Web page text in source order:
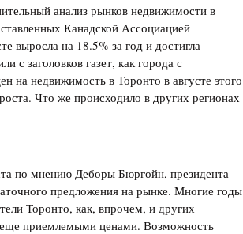
анализ рынков недвижимости в
Канадской Ассоциацией
выросла на 18.5% за год и достигла
с заголовков газет, как города с
недвижимость в Торонто в августе этого
Что же происходило в других регионах
по мнению Деборы Бюргойн, президента
предложения на рынке. Многие годы
Торонто, как, впрочем, и других
приемлемыми ценами. Возможность